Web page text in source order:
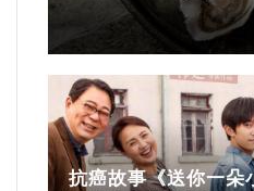
抗癌故事《送你一朵